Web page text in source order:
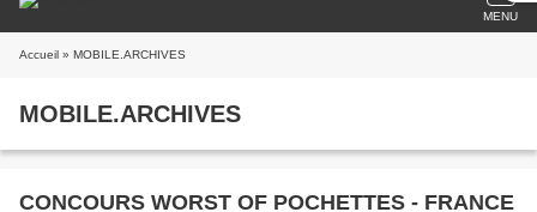
MENU
Accueil » MOBILE.ARCHIVES
MOBILE.ARCHIVES
CONCOURS WORST OF POCHETTES - FRANCE